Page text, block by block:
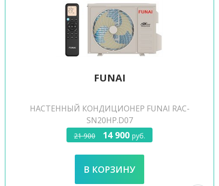
FUNAI
НАСТЕННЫЙ КОНДИЦИОНЕР FUNAI RAC-
SN20HP.D07
21 900 14 900 руб.